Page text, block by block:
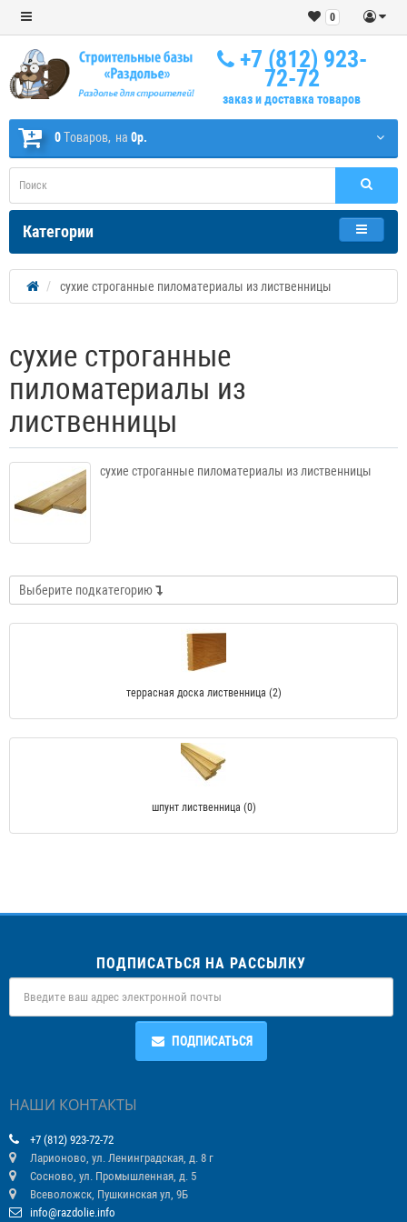
0
+7 (812) 923-
72-72
заказ и доставка товаров
0Tоваров, на 0р.
Категории
сухие строганные пиломатериалы из лиственницы
сухие строганные
пиломатериалы из
лиственницы
сухие строганные пиломатериалы из лиственницы
Выберите подкатегорию
террасная доска лиственница (2)
шпунт лиственница (0)
ПОДПИСАТЬСЯ НА РАССЫЛКУ
ПОДПИСАТЬСЯ
НАШИ КОНТАКТЫ
+7 (812) 923-72-72
Ларионово, ул. Ленинградская, д. 8 г
Сосново, ул. Промышленная, д. 5
Всеволожск, Пушкинская ул, 9Б
info@razdolie.info